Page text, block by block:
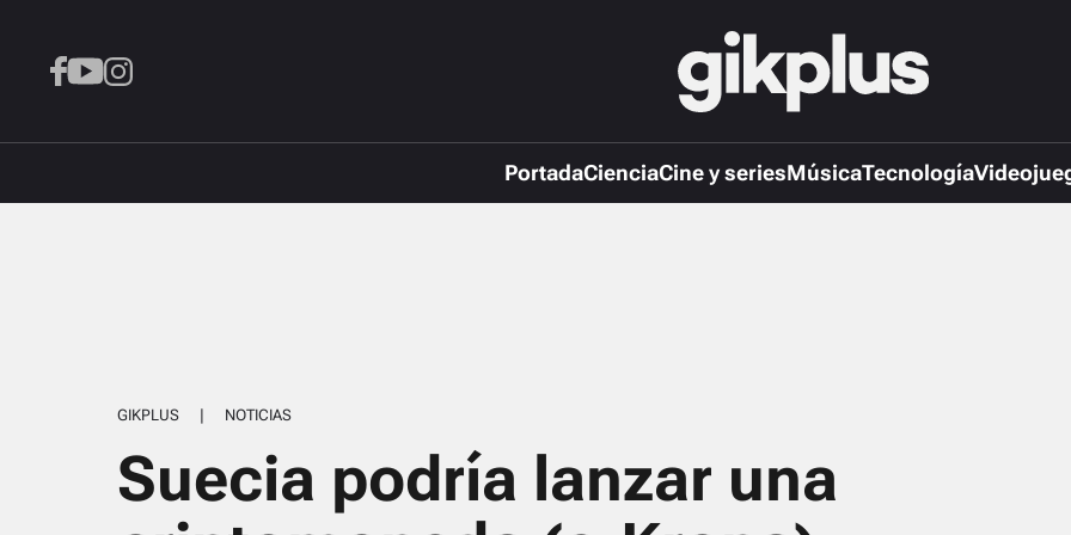
PortadaCienciaCine y seriesMúsicaTecnología
GIKPLUS | NOTICIAS
Suecia podría lanzar una